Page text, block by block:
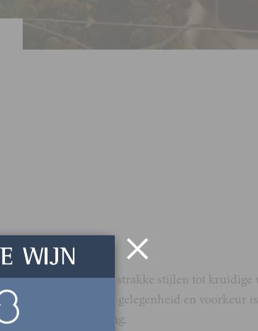
van ultrafrisse, strakke stijlen tot kruidige
iedere smaak, gelegenheid en voorkeur is
finesse en diepgang.